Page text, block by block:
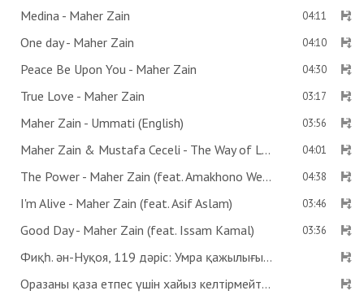
Medina - Maher Zain 04:11
One day - Maher Zain 04:10
Peace Be Upon You - Maher Zain 04:30
True Love - Maher Zain 03:17
Maher Zain - Ummati (English) 03:56
Maher Zain & Mustafa Ceceli - The Way of Love 04:01
The Power - Maher Zain (feat. Amakhono We Sintu) 04:38
I'm Alive - Maher Zain (feat. Asif Aslam) 03:46
Good Day - Maher Zain (feat. Issam Kamal) 03:36
Фиқһ. ән-Нуқоя, 119 дәріс: Умра қажылығы - Абдусамат Қасым
Оразаны қаза етпес үшін хайыз келтірмейтін дәрі ішсе бола ма? Көзге дәрі тамызса ораза бұзыла ма? - Абдусамат Қасым